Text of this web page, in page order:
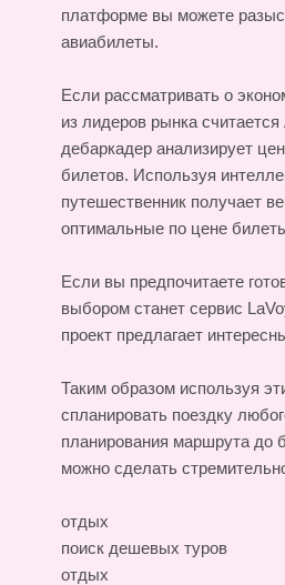
платформе вы можете
авиабилеты.
Если рассматривать о
из лидеров рынка
дебаркадер анализирует
билетов. Используя
путешественник получает
оптимальные по цене
Если вы предпочитаете
выбором станет сервис
проект предлагает
Таким образом используя
спланировать поездку
планирования маршрута до
можно сделать
отдых
поиск дешевых туров
отдых